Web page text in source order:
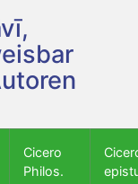
Cicero
Philos.